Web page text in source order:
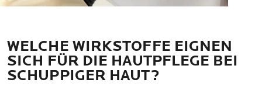
WELCHE WIRKSTOFFE EIGNEN
SICH FÜR DIE HAUTPFLEGE BEI
SCHUPPIGER HAUT?